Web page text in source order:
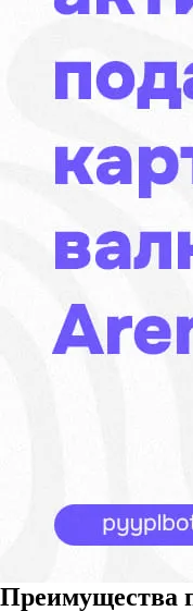
Преимущества